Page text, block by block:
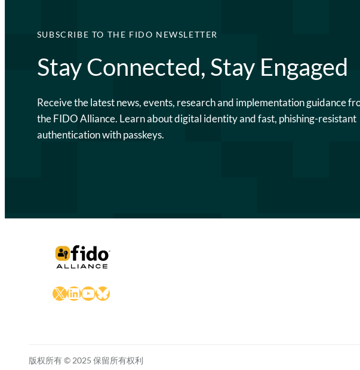
SUBSCRIBE TO THE FIDO NEWSLETTER
Stay Connected, Stay Engaged
Receive the latest news, events, research and implementation guidance
the FIDO Alliance. Learn about digital identity and fast, phishing-resistant
authentication with passkeys.
X LinkedIn
YouTube
Bluesky
版权所有 © 2025 保留所有权利